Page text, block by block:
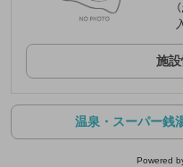
施
温泉・スーパー銭
Powered